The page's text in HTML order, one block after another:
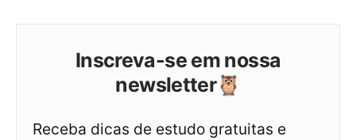
Inscreva-se em nossa
newsletter🦉
Receba dicas de estudo gratuitas e